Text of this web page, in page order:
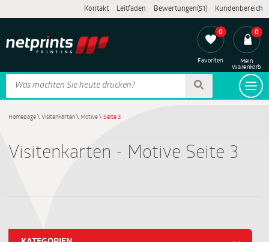
Kontakt Leitfaden Bewertungen(51) Kundenbereich
0
Favoriten
0
Mein
Warenkorb
Homepage\ Visitenkarten\ Motive\ Seite 3
Visitenkarten - Motive Seite 3